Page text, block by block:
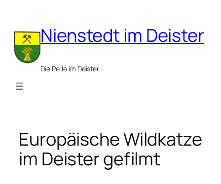
springenNienstedt im Deister
Die Perle im Deister
Europäische Wildkatze
im Deister gefilmt